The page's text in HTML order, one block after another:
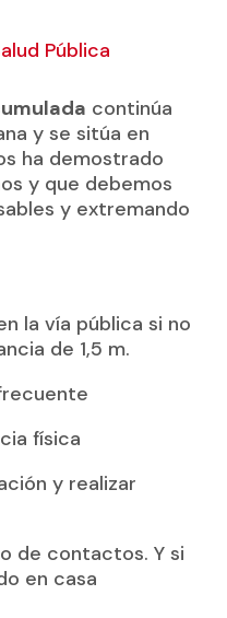
Pública
continúa
y se sitúa en
ha demostrado
y que debemos
y extremando
vía pública si no
de 1,5 m.
física
y realizar
contactos. Y si
en casa